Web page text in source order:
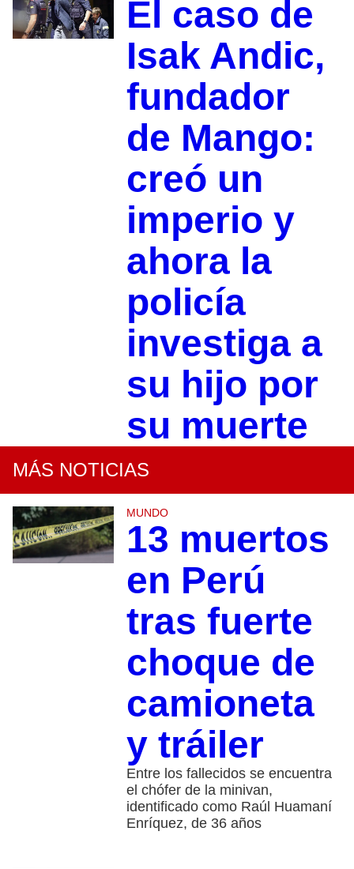
El caso de
Isak Andic,
fundador
de Mango:
creó un
imperio y
ahora la
policía
investiga a
su hijo por
su muerte
MÁS NOTICIAS
MUNDO
13 muertos
en Perú
tras fuerte
choque de
camioneta
y tráiler
Entre los fallecidos se encuentra
el chófer de la minivan,
identificado como Raúl Huamaní
Enríquez, de 36 años